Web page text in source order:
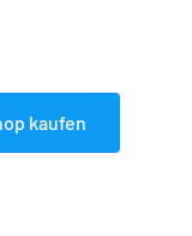
kaufen